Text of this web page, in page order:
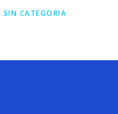
SIN CATEGORIA